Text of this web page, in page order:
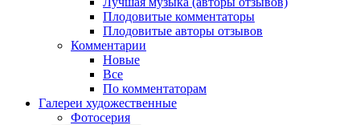
Плодовитые комментаторы
Плодовитые авторы отзывов
Комментарии
Новые
Все
По комментаторам
Галереи художественные
Фотосерия